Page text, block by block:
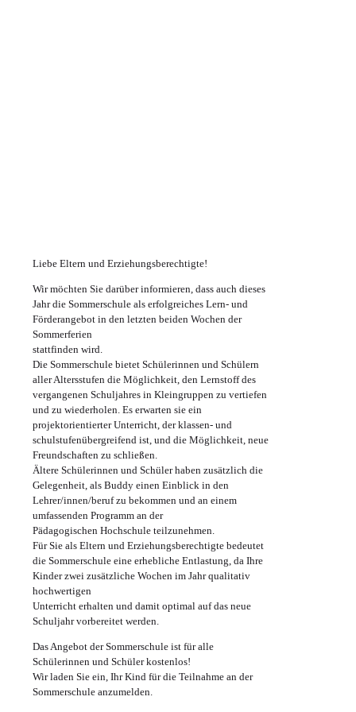
Liebe Eltern und Erziehungsberechtigte!
Wir möchten Sie darüber informieren, dass auch dieses
Jahr die Sommerschule als erfolgreiches Lern- und
Förderangebot in den letzten beiden Wochen der
Sommerferien
stattfinden wird.
Die Sommerschule bietet Schülerinnen und Schülern
aller Altersstufen die Möglichkeit, den Lernstoff des
vergangenen Schuljahres in Kleingruppen zu vertiefen
und zu wiederholen. Es erwarten sie ein
projektorientierter Unterricht, der klassen- und
schulstufenübergreifend ist, und die Möglichkeit, neue
Freundschaften zu schließen.
Ältere Schülerinnen und Schüler haben zusätzlich die
Gelegenheit, als Buddy einen Einblick in den
Lehrer/innen/beruf zu bekommen und an einem
umfassenden Programm an der
Pädagogischen Hochschule teilzunehmen.
Für Sie als Eltern und Erziehungsberechtigte bedeutet
die Sommerschule eine erhebliche Entlastung, da Ihre
Kinder zwei zusätzliche Wochen im Jahr qualitativ
hochwertigen
Unterricht erhalten und damit optimal auf das neue
Schuljahr vorbereitet werden.
Das Angebot der Sommerschule ist für alle
Schülerinnen und Schüler kostenlos!
Wir laden Sie ein, Ihr Kind für die Teilnahme an der
Sommerschule anzumelden.